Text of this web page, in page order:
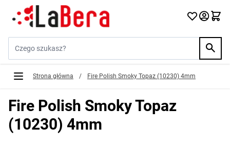
Przejdź do treści
Strona główna / Fire Polish Smoky Topaz (10230) 4mm
Fire Polish Smoky Topaz
(10230) 4mm